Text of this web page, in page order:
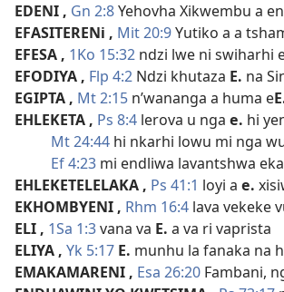
EDENI , Gn 2:8Yehovha Xikwembu a
EFASITERENi , Mit 20:9Yutiko a a
EFESA , 1Ko 15:32 ndzi lwe ni swiharhi
EFODIYA , Flp 4:2 Ndzi khutaza E. na
EGIPTA , Mt 2:15 n’wananga a huma e
EHLEKETA , Ps 8:4 lerova u nga e. hi
Mt 24:44 hi nkarhi lowu mi nga
Ef 4:23 mi endliwa lavantshwa
EHLEKETELELAKA , Ps 41:1 loyi a e.
EKHOMBYENI , Rhm 16:4 lava vekeke
ELI , 1Sa 1:3vana va E. a va ri vaprista
ELIYA , Yk 5:17 E. munhu la fanaka na
EMAKAMARENI , Esa 26:20 Fambani,